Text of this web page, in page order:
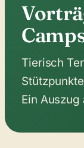
Tierisch
Ein